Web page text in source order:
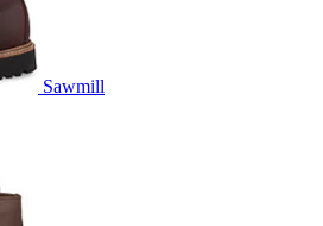
Sawmill